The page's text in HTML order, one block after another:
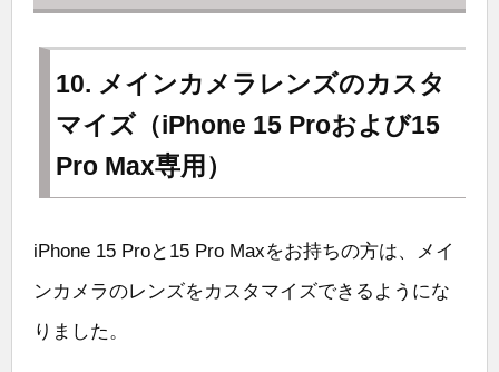
10. メインカメラレンズのカスタ
マイズ（iPhone 15 Proおよび15
Pro Max専用）
iPhone 15 Proと15 Pro Maxをお持ちの方は、メイ
ンカメラのレンズをカスタマイズできるようにな
りました。